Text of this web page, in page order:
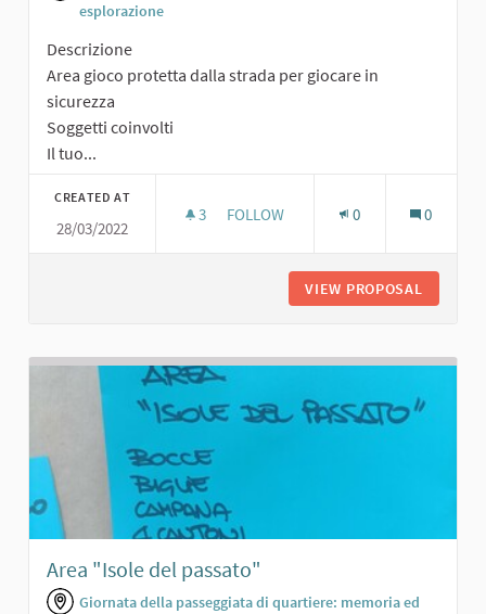
esplorazione
Descrizione
Area gioco protetta dalla strada per giocare in
sicurezza
Soggetti coinvolti
Il tuo...
CREATED AT
28/03/2022
3 3 FOLLOWERS
FOLLOW 0 0
VIEW PROPOSAL
Area "Isole del passato"
Giornata della passeggiata di quartiere: memoria ed